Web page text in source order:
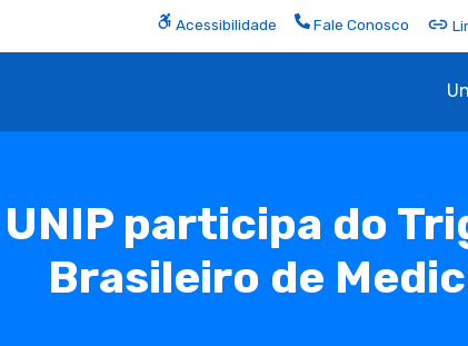
Acessibilidade Fale Conosco
participa do
Brasileiro de